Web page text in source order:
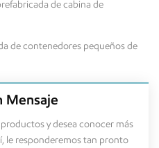
de cabina de
de contenedores pequeños de
Mensaje
y desea conocer más
le responderemos tan pronto